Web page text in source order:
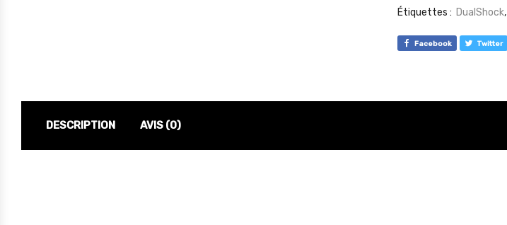
Étiquettes : DualShock,
Facebook Twitter
DESCRIPTION AVIS (0)